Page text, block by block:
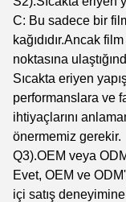
C: Bu sadece bir
kağıdıdır.Ancak
noktasına
Sıcakta eriyen
performanslara ve
ihtiyaçlarını
önermemiz gerekir.
Q3).OEM veya
Evet, OEM ve
içi satış